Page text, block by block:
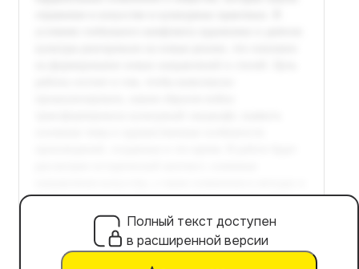
Полный текст доступен
в расширенной версии